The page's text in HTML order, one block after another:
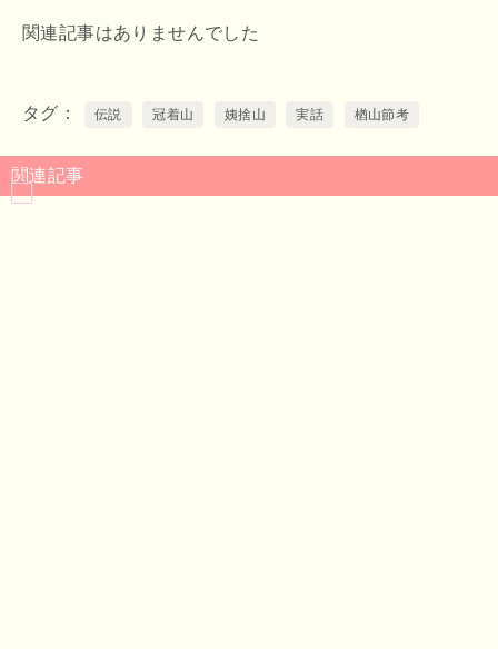
関連記事はありませんでした
タグ 伝説 冠着山 姨捨山 実話 楢山節考
関連記事